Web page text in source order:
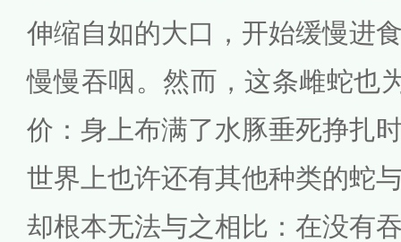
伸缩自如的大口，开始缓慢进
慢慢吞咽。然而，这条雌蛇也
价：身上布满了水豚垂死挣扎
世界上也许还有其他种类的蛇
却根本无法与之相比：在没有